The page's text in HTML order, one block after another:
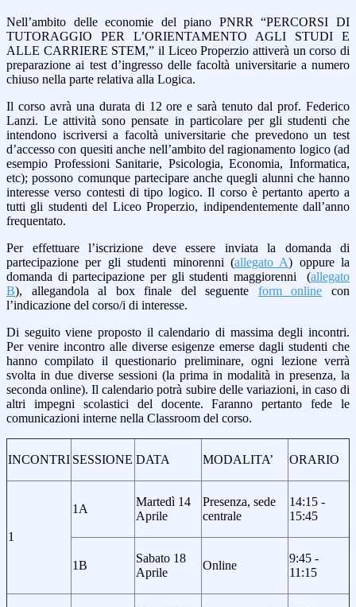
Nell’ambito delle economie del piano PNRR “PERCORSI DI
TUTORAGGIO PER L’ORIENTAMENTO AGLI STUDI E
ALLE CARRIERE STEM,” il Liceo Properzio attiverà un corso di
preparazione ai test d’ingresso delle facoltà universitarie a numero
chiuso nella parte relativa alla Logica.
Il corso avrà una durata di 12 ore e sarà tenuto dal prof. Federico
Lanzi. Le attività sono pensate in particolare per gli studenti che
intendono iscriversi a facoltà universitarie che prevedono un test
d’accesso con quesiti anche nell’ambito del ragionamento logico (ad
esempio Professioni Sanitarie, Psicologia, Economia, Informatica,
etc); possono comunque partecipare anche quegli alunni che hanno
interesse verso contesti di tipo logico. Il corso è pertanto aperto a
tutti gli studenti del Liceo Properzio, indipendentemente dall’anno
frequentato.
Per effettuare l’iscrizione deve essere inviata la domanda di
partecipazione per gli studenti minorenni (allegato A) oppure la
domanda di partecipazione per gli studenti maggiorenni (allegato
B), allegandola al box finale del seguente form online con
l’indicazione del corso/i di interesse.
Di seguito viene proposto il calendario di massima degli incontri.
Per venire incontro alle diverse esigenze emerse dagli studenti che
hanno compilato il questionario preliminare, ogni lezione verrà
svolta in due diverse sessioni (la prima in modalità in presenza, la
seconda online). Il calendario potrà subire delle variazioni, in caso di
altri impegni scolastici del docente. Faranno pertanto fede le
comunicazioni interne nella Classroom del corso.
INCONTRI SESSIONE DATA MODALITA’ ORARIO
1
1A
Martedì 14
Aprile
Presenza, sede
centrale
14:15 -
15:45
1B
Sabato 18
Aprile
Online
9:45 -
11:15